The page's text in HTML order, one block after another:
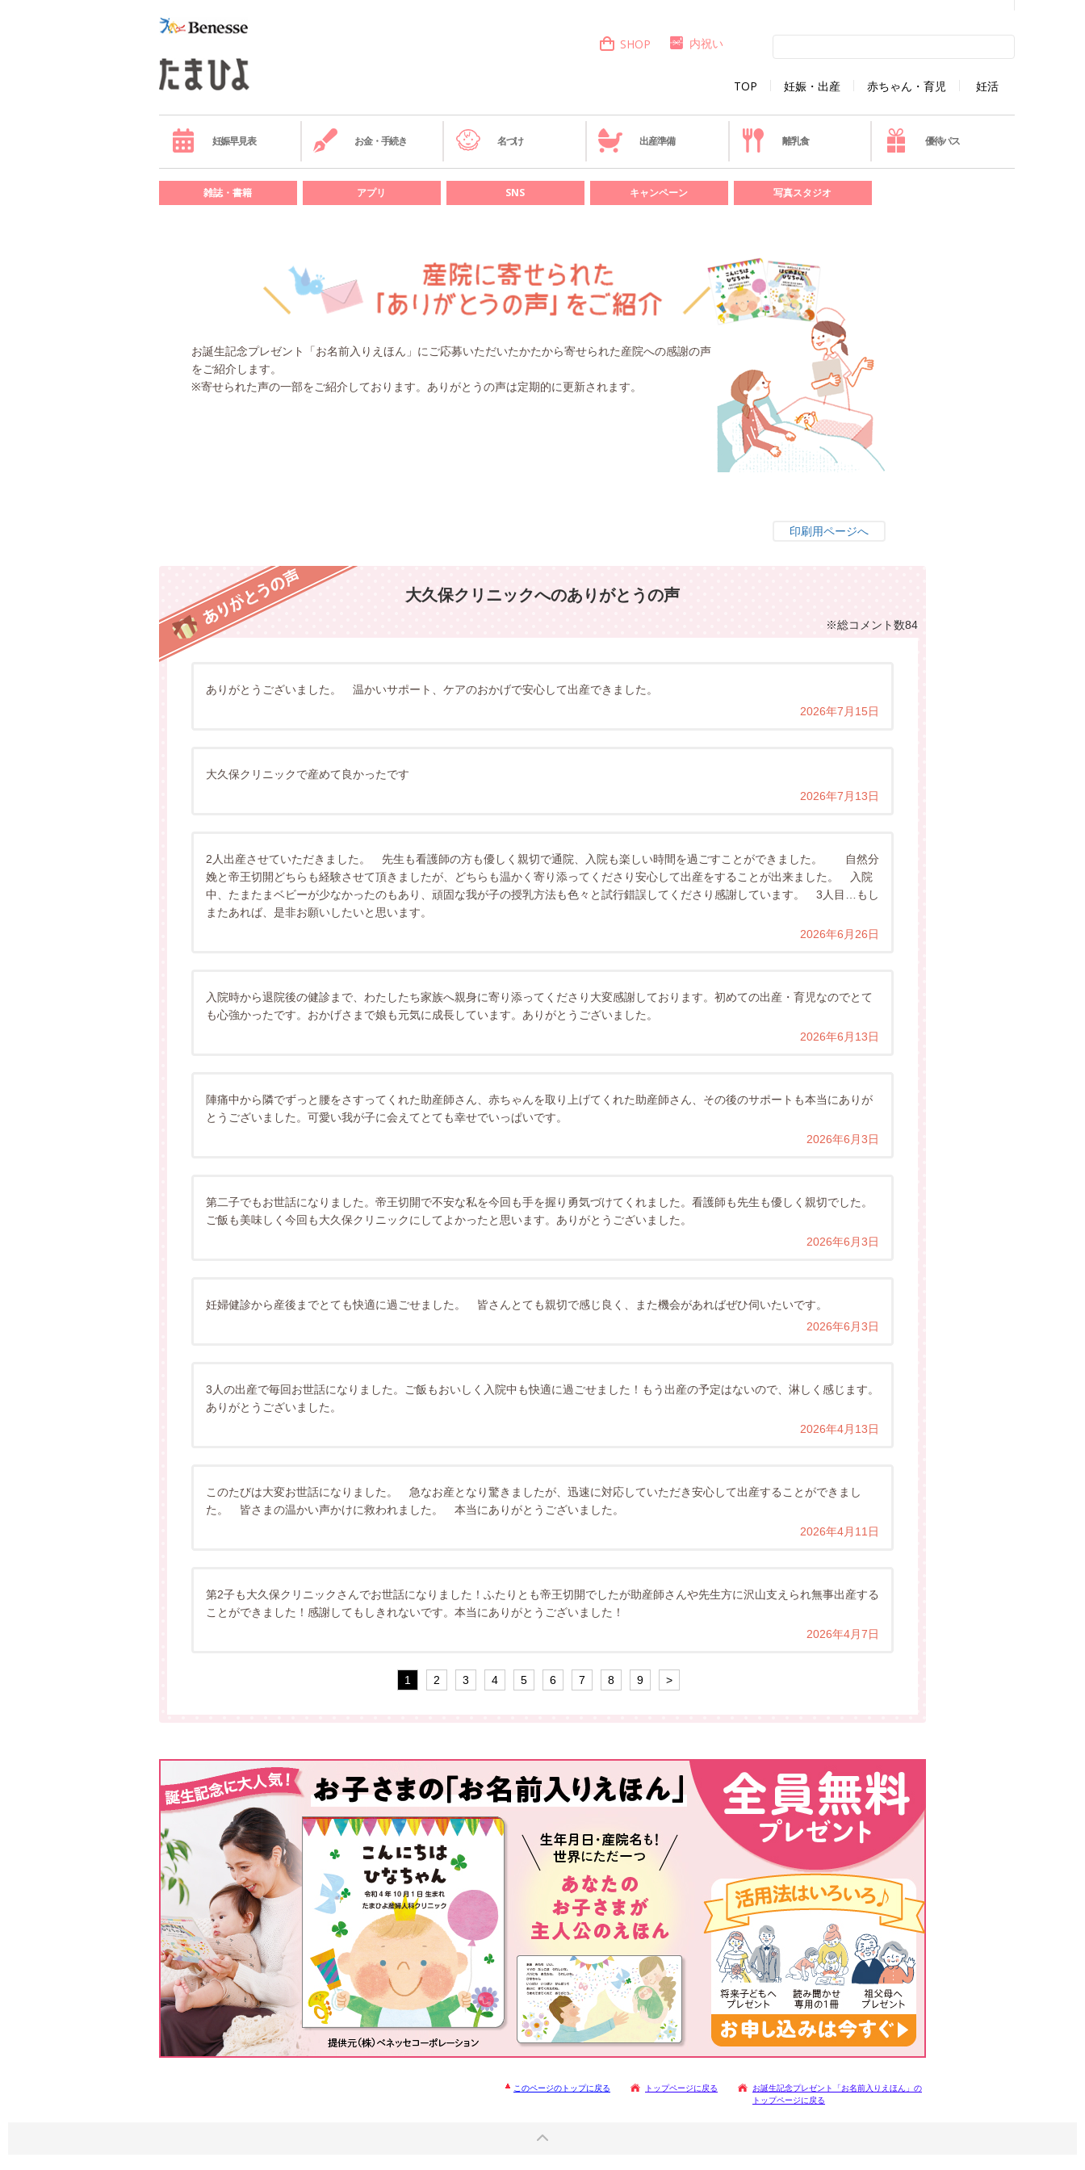
TOP 妊娠・出産 赤ちゃん・育児 妊活
SHOP 内祝い
妊娠早見表 お金・手続き 名づけ 出産準備 離乳食 優待パス
雑誌・書籍 アプリ SNS キャンペーン 写真スタジオ
お誕生記念プレゼント「お名前入りえほん」にご応募いただいたかたから寄せられた産院への感謝の声
をご紹介します。
※寄せられた声の一部をご紹介しております。ありがとうの声は定期的に更新されます。
印刷用ページへ
大久保クリニックへのありがとうの声
※総コメント数84
ありがとうございました。 温かいサポート、ケアのおかげで安心して出産できました。
2026年7月15日
大久保クリニックで産めて良かったです
2026年7月13日
2人出産させていただきました。 先生も看護師の方も優しく親切で通院、入院も楽しい時間を過ごすことができました。 自然分
娩と帝王切開どちらも経験させて頂きましたが、どちらも温かく寄り添ってくださり安心して出産をすることが出来ました。 入院
中、たまたまベビーが少なかったのもあり、頑固な我が子の授乳方法も色々と試行錯誤してくださり感謝しています。 3人目…もし
またあれば、是非お願いしたいと思います。
2026年6月26日
入院時から退院後の健診まで、わたしたち家族へ親身に寄り添ってくださり大変感謝しております。初めての出産・育児なのでとて
も心強かったです。おかげさまで娘も元気に成長しています。ありがとうございました。
2026年6月13日
陣痛中から隣でずっと腰をさすってくれた助産師さん、赤ちゃんを取り上げてくれた助産師さん、その後のサポートも本当にありが
とうございました。可愛い我が子に会えてとても幸せでいっぱいです。
2026年6月3日
第二子でもお世話になりました。帝王切開で不安な私を今回も手を握り勇気づけてくれました。看護師も先生も優しく親切でした。
ご飯も美味しく今回も大久保クリニックにしてよかったと思います。ありがとうございました。
2026年6月3日
妊婦健診から産後までとても快適に過ごせました。 皆さんとても親切で感じ良く、また機会があればぜひ伺いたいです。
2026年6月3日
3人の出産で毎回お世話になりました。ご飯もおいしく入院中も快適に過ごせました！もう出産の予定はないので、淋しく感じます。
ありがとうございました。
2026年4月13日
このたびは大変お世話になりました。 急なお産となり驚きましたが、迅速に対応していただき安心して出産することができまし
た。 皆さまの温かい声かけに救われました。 本当にありがとうございました。
2026年4月11日
第2子も大久保クリニックさんでお世話になりました！ふたりとも帝王切開でしたが助産師さんや先生方に沢山支えられ無事出産する
ことができました！感謝してもしきれないです。本当にありがとうございました！
2026年4月7日
1 2 3 4 5 6 7 8 9 >
お誕生記念プレゼント「お名前入りえほん」の
トップページに戻る
トップページに戻る
このページのトップに戻る